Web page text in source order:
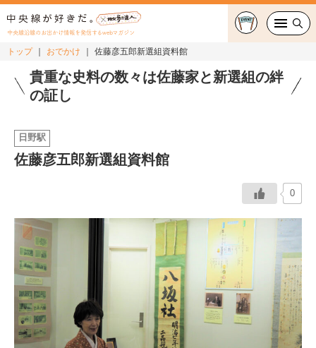
中央線沿線のお出かけ情報を発信するwebマガジン
グルメ・カフェ
おでかけ
特集
連載
中央線フェス
トップ おでかけ 佐藤彦五郎新選組資料館
貴重な史料の数々は佐藤家と新選組の絆
の証し
日野駅
佐藤彦五郎新選組資料館
0